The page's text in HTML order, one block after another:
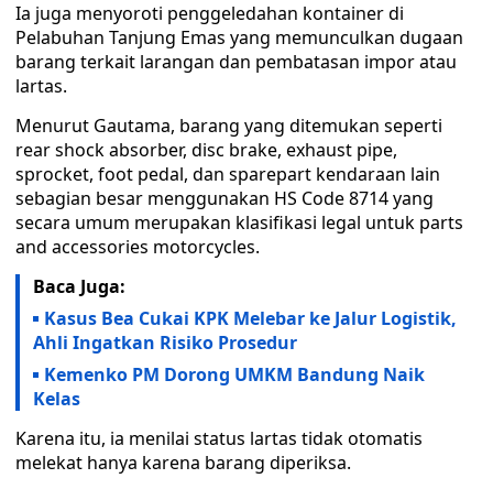
Ia juga menyoroti penggeledahan kontainer di
Pelabuhan Tanjung Emas yang memunculkan dugaan
barang terkait larangan dan pembatasan impor atau
lartas.
Menurut Gautama, barang yang ditemukan seperti
rear shock absorber, disc brake, exhaust pipe,
sprocket, foot pedal, dan sparepart kendaraan lain
sebagian besar menggunakan HS Code 8714 yang
secara umum merupakan klasifikasi legal untuk parts
and accessories motorcycles.
Baca Juga:
Kasus Bea Cukai KPK Melebar ke Jalur Logistik,
Ahli Ingatkan Risiko Prosedur
Kemenko PM Dorong UMKM Bandung Naik
Kelas
Karena itu, ia menilai status lartas tidak otomatis
melekat hanya karena barang diperiksa.